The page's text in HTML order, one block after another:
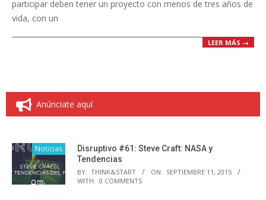
participar deben tener un proyecto con menos de tres años de
vida, con un
LEER MÁS →
Anúnciate aquí
Noticias
Disruptivo #61: Steve Craft: NASA y
Tendencias
BY: THINK&START ON: SEPTIEMBRE 11, 2015
WITH: 0 COMMENTS